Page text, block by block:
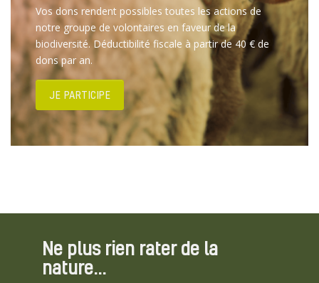
Vos dons rendent possibles toutes les actions de
notre groupe de volontaires en faveur de la
biodiversité. Déductibilité fiscale à partir de 40 € de
dons par an.
JE PARTICIPE
Ne plus rien rater de la
nature...